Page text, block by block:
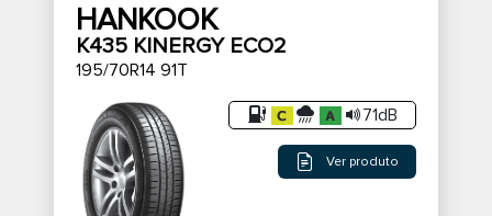
HANKOOK
K435 KINERGY ECO2
195/70R14 91T
71dB
Ver produto